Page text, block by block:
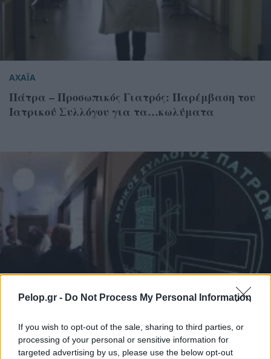
Pelop.gr - Do Not Process My Personal Information
If you wish to opt-out of the sale, sharing to third parties, or
processing of your personal or sensitive information for
targeted advertising by us, please use the below opt-out
ΑΧΑΪΑ
Πάτρα – Προσωπικός Γιατρός: Παρέμβαση του
Ιατρικού Συλλόγου για τα…κωλύματα
ΑΧΑΪΑ